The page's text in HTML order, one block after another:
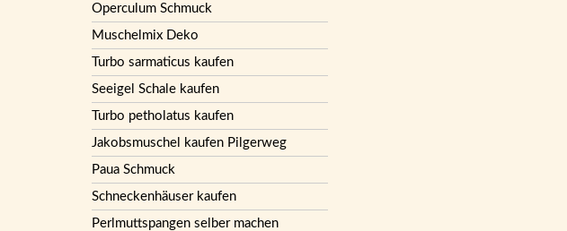
Operculum Schmuck
Muschelmix Deko
Turbo sarmaticus kaufen
Seeigel Schale kaufen
Turbo petholatus kaufen
Jakobsmuschel kaufen Pilgerweg
Paua Schmuck
Schneckenhäuser kaufen
Perlmuttspangen selber machen